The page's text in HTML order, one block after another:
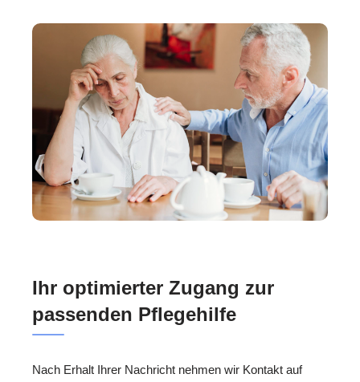
Ihr optimierter Zugang zur
passenden Pflegehilfe
Nach Erhalt Ihrer Nachricht nehmen wir Kontakt auf